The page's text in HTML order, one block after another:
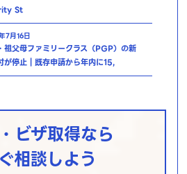
St
7月16日
祖父母ファミリークラス（PGP）の新
が停止｜既存申請から年内に15,
ビザ取得なら
相談しよう